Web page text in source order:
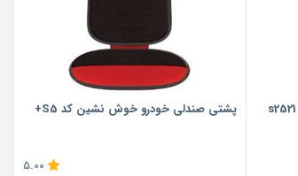
پشتی صندلی خودرو خوش نشین کد S5+
5.00